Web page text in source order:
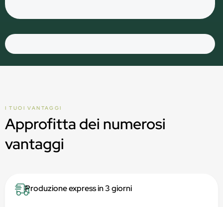
I TUOI VANTAGGI
Approfitta dei numerosi
vantaggi
Produzione express in 3 giorni